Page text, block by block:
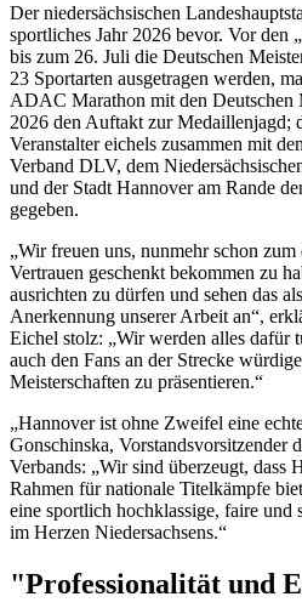
Der niedersächsischen
sportliches Jahr 2026 bevor. Vor den
bis zum 26. Juli die Deutschen
23 Sportarten ausgetragen werden,
ADAC Marathon mit den Deutschen
2026 den Auftakt zur Medaillenjagd;
Veranstalter eichels zusammen mit
Verband DLV, dem
und der Stadt Hannover am Rande
gegeben.
„Wir freuen uns, nunmehr schon
Vertrauen geschenkt bekommen zu
ausrichten zu dürfen und sehen das
Anerkennung unserer Arbeit an“,
Eichel stolz: „Wir werden alles dafür
auch den Fans an der Strecke
Meisterschaften zu präsentieren.“
„Hannover ist ohne Zweifel eine
Gonschinska, Vorstandsvorsitzender
Verbands: „Wir sind überzeugt, dass
Rahmen für nationale Titelkämpfe
eine sportlich hochklassige, faire und
im Herzen Niedersachsens.“
"Professionalität und